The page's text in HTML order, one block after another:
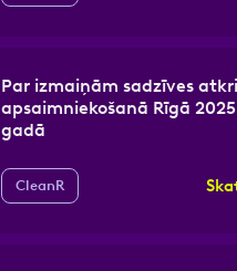
Par izmaiņām sadzīves
apsaimniekošanā Rīgā
gadā
CleanR